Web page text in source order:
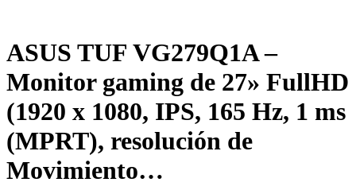
ASUS TUF VG279Q1A –
Monitor gaming de 27» FullHD
(1920 x 1080, IPS, 165 Hz, 1 ms
(MPRT), resolución de
Movimiento…